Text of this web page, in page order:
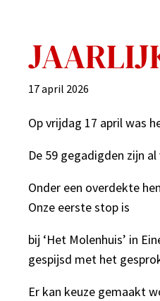
17 april 2026
Op vrijdag 17 april was
De 59 gegadigden zijn
Onder een overdekte
Onze eerste stop is
bij ‘Het Molenhuis’ in
gespijsd met het
Er kan keuze gemaakt